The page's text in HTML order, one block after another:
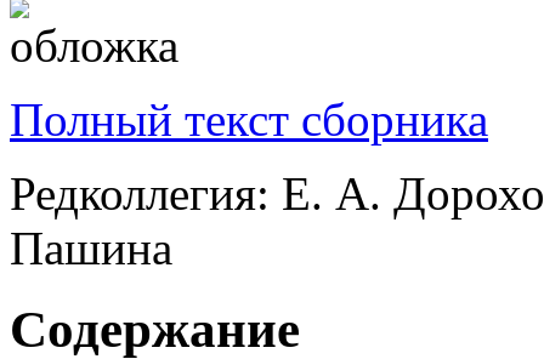
Полный текст сборника
Редколлегия: Е. А.
Пашина
Содержание